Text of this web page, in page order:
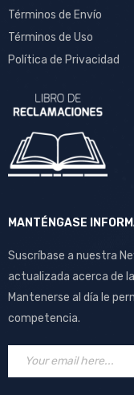
Términos de Envío
Términos de Uso
Política de Privacidad
MANTÉNGASE
Suscríbase a nuestra
actualizada acerca de
Mantenerse al día le
competencia.